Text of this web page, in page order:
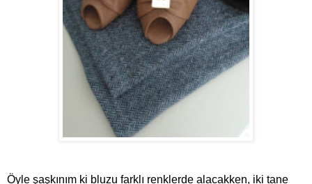
Öyle şaşkınım ki bluzu farklı renklerde alacakken, iki tane